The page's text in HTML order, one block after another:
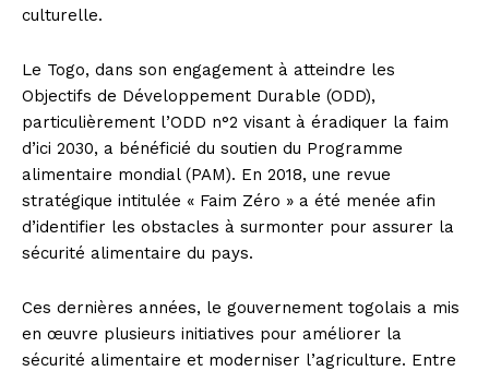
culturelle.
Le Togo, dans son engagement à atteindre les
Objectifs de Développement Durable (ODD),
particulièrement l’ODD n°2 visant à éradiquer la faim
d’ici 2030, a bénéficié du soutien du Programme
alimentaire mondial (PAM). En 2018, une revue
stratégique intitulée « Faim Zéro » a été menée afin
d’identifier les obstacles à surmonter pour assurer la
sécurité alimentaire du pays.
Ces dernières années, le gouvernement togolais a mis
en œuvre plusieurs initiatives pour améliorer la
sécurité alimentaire et moderniser l’agriculture. Entre